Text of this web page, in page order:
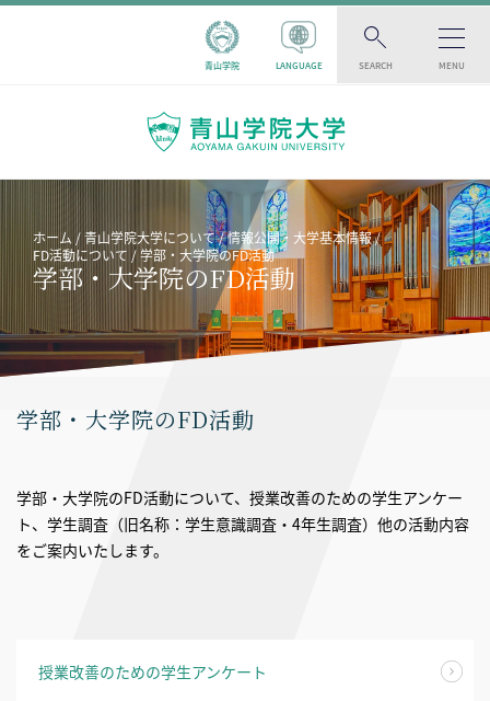
青山学院 LANGUAGE SEARCH MENU
ホーム 青山学院大学について
情報公開・大学基本情報
FD活動について
学部・大学院のFD活動
学部・大学院のFD活動
学部・大学院のFD活動
学部・大学院のFD活動について、授業改善のための学生アンケー
ト、学生調査（旧名称：学生意識調査・4年生調査）他の活動内容
をご案内いたします。
授業改善のための学生アンケート